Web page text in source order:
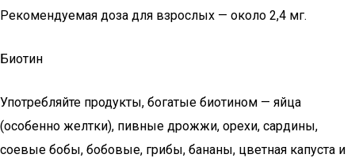
Рекомендуемая доза для взрослых — около 2,4 мг.
Биотин
Употребляйте продукты, богатые биотином — яйца
(особенно желтки), пивные дрожжи, орехи, сардины,
соевые бобы, бобовые, грибы, бананы, цветная капуста и